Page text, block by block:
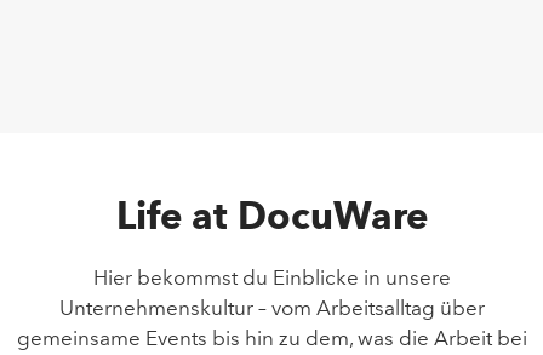
Life at DocuWare
Hier bekommst du Einblicke in unsere
Unternehmenskultur – vom Arbeitsalltag über
gemeinsame Events bis hin zu dem, was die Arbeit bei